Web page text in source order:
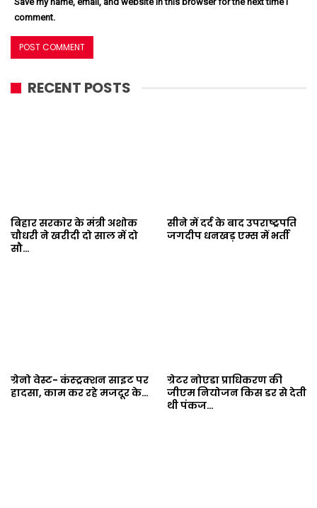
comment.
RECENT POSTS
बिहार सरकार के मंत्री अशोक
चौधरी ने खरीदी दो साल में दो
सौ…
सीने में दर्द के बाद उपराष्ट्रपति
जगदीप धनखड़ एम्स में भर्ती
ग्रेनो वेस्ट- कंस्ट्रक्शन साइट पर
हादसा, काम कर रहे मजदूर के…
ग्रेटर नोएडा प्राधिकरण की
जीएम नियोजन किस डर से देती
थी पंकज…